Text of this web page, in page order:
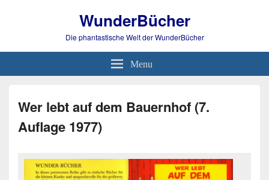
WunderBücher
Die phantastische Welt der WunderBücher
Menu
Wer lebt auf dem Bauernhof (7.
Auflage 1977)